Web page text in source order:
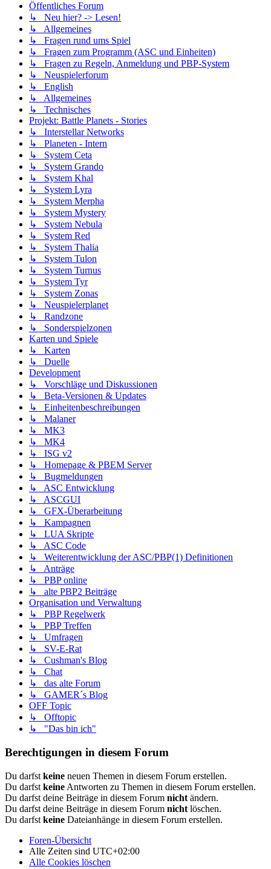
Öffentliches Forum
↳ Neu hier? -> Lesen!
↳ Allgemeines
↳ Fragen rund ums Spiel
↳ Fragen zum Programm (ASC und Einheiten)
↳ Fragen zu Regeln, Anmeldung und PBP-System
↳ Neuspielerforum
↳ English
↳ Allgemeines
↳ Technisches
Projekt: Battle Planets - Stories
↳ Interstellar Networks
↳ Planeten - Intern
↳ System Ceta
↳ System Grando
↳ System Khal
↳ System Lyra
↳ System Merpha
↳ System Mystery
↳ System Nebula
↳ System Red
↳ System Thalia
↳ System Tulon
↳ System Turnus
↳ System Tyr
↳ System Zonas
↳ Neuspielerplanet
↳ Randzone
↳ Sonderspielzonen
Karten und Spiele
↳ Karten
↳ Duelle
Development
↳ Vorschläge und Diskussionen
↳ Beta-Versionen & Updates
↳ Einheitenbeschreibungen
↳ Malaner
↳ MK3
↳ MK4
↳ ISG v2
↳ Homepage & PBEM Server
↳ Bugmeldungen
↳ ASC Entwicklung
↳ ASCGUI
↳ GFX-Überarbeitung
↳ Kampagnen
↳ LUA Skripte
↳ ASC Code
↳ Weiterentwicklung der ASC/PBP(1) Definitionen
↳ Anträge
↳ PBP online
↳ alte PBP2 Beiträge
Organisation und Verwaltung
↳ PBP Regelwerk
↳ PBP Treffen
↳ Umfragen
↳ SV-E-Rat
↳ Cushman's Blog
↳ Chat
↳ das alte Forum
↳ GAMER´s Blog
OFF Topic
↳ Offtopic
↳ "Das bin ich"
Berechtigungen in diesem Forum
Du darfst keine neuen Themen in diesem Forum erstellen.
Du darfst keine Antworten zu Themen in diesem Forum erstellen.
Du darfst deine Beiträge in diesem Forum nicht ändern.
Du darfst deine Beiträge in diesem Forum nicht löschen.
Du darfst keine Dateianhänge in diesem Forum erstellen.
Foren-Übersicht
Alle Zeiten sind UTC+02:00
Alle Cookies löschen